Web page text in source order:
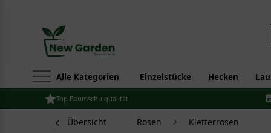
Alle Kategorien Einzelstücke Hecken
Top Baumschulqualität
Übersicht Rosen Kletterrosen